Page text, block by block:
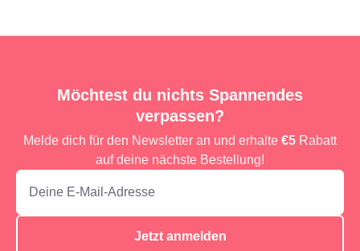
Möchtest du nichts Spannendes
verpassen?
Melde dich für den Newsletter an und erhalte €5 Rabatt
auf deine nächste Bestellung!
Jetzt anmelden